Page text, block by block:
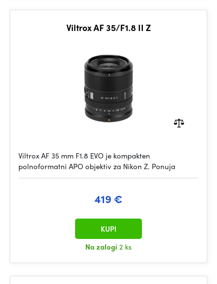
Viltrox AF 35/F1.8 II Z
Viltrox AF 35 mm F1.8 EVO je kompakten
polnoformatni APO objektiv za Nikon Z. Ponuja
419 €
Na zalogi 2 ks
KUPI